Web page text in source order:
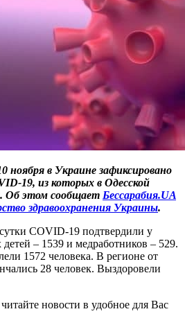
ноября в Украине зафиксировано
19, из которых в Одесской
Об этом сообщает Бессарабия.UA
здравоохранения Украины.
COVID-19 подтвердили у
– 1539 и медработников – 529.
1572 человека. В регионе от
28 человек. Выздоровели
новости в удобное для Вас